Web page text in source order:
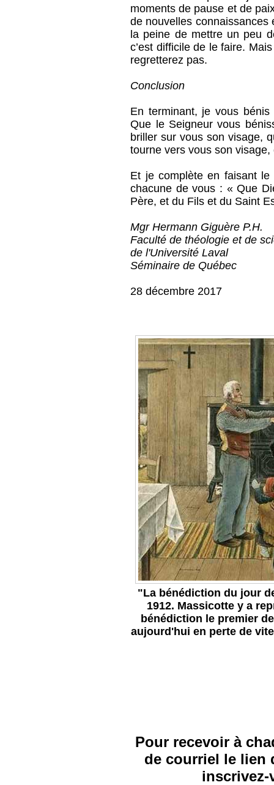
moments de pause et de
de nouvelles connaissances
la peine de mettre un peu
c’est difficile de le faire.
regretterez pas.
Conclusion
En terminant, je vous
Que le Seigneur vous
briller sur vous son visage,
tourne vers vous son
Et je complète en faisant
chacune de vous : « Que
Père, et du Fils et du Saint
Mgr Hermann Giguère P.H.
Faculté de théologie et de
de l'Université Laval
Séminaire de Québec
28 décembre 2017
"La bénédiction du jour
1912. Massicotte y a
bénédiction le premier
aujourd'hui en perte de
Pour recevoir à
de courriel le lien